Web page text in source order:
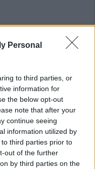
Personal
to third parties, or
information for
the below opt-out
note that after your
continue seeing
information utilized by
third parties prior to
out of the further
by third parties on the
tudták leszedni a
után a tökutolsó
van, hogy egyedül
árva szót sem. Nos,
Leclerc tempóját